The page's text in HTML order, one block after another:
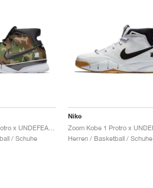
Zoom Kobe 1 Protro x UNDEFEATED "Camo"
/ Schuhe
Nike
Herren / Basketball / Schuhe